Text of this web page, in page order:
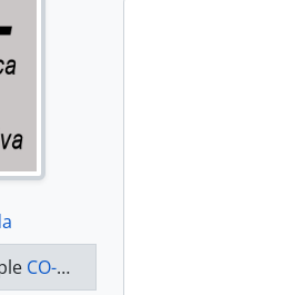
CO-20-190 - Actas-1998-2000